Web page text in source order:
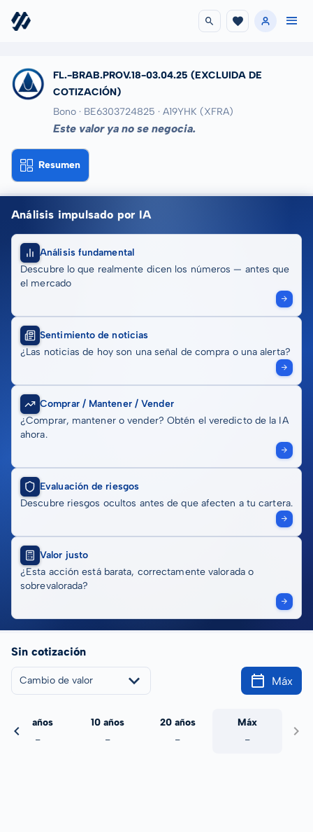
FL.-BRAB.PROV.18-03.04.25 (EXCLUIDA DE
COTIZACIÓN)
Bono · BE6303724825 · A19YHK (XFRA)
Este valor ya no se negocia.
Resumen
Análisis impulsado por IA
Análisis fundamental
Descubre lo que realmente dicen los números — antes que
el mercado
Sentimiento de noticias
¿Las noticias de hoy son una señal de compra o una alerta?
Comprar / Mantener / Vender
¿Comprar, mantener o vender? Obtén el veredicto de la IA
ahora.
Evaluación de riesgos
Descubre riesgos ocultos antes de que afecten a tu cartera.
Valor justo
¿Esta acción está barata, correctamente valorada o
sobrevalorada?
Sin cotización
Cambio de valor Máx
5 años
-
10 años
-
20 años
-
Máx
-